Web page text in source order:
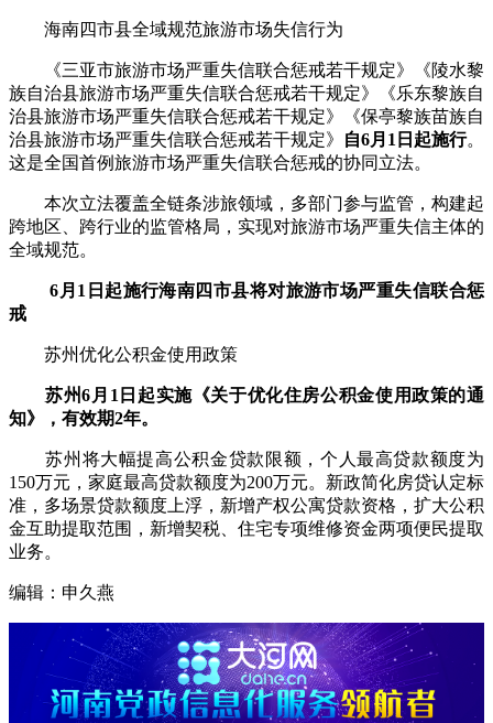
海南四市县全域规范旅游市场失信行为
《三亚市旅游市场严重失信联合惩戒若干规定》《陵水黎
族自治县旅游市场严重失信联合惩戒若干规定》《乐东黎族自
治县旅游市场严重失信联合惩戒若干规定》《保亭黎族苗族自
治县旅游市场严重失信联合惩戒若干规定》
自6月1日起施行。
这是全国首例旅游市场严重失信联合惩戒的协同立法。
本次立法覆盖全链条涉旅领域，多部门参与监管，构建起
跨地区、跨行业的监管格局，实现对旅游市场严重失信主体的
全域规范。
6月1日起施行海南四市县将对旅游市场严重失信联合惩
戒
苏州优化公积金使用政策
苏州6月1日起实施《关于优化住房公积金使用政策的通
知》，有效期2年。
苏州将大幅提高公积金贷款限额，个人最高贷款额度为
150万元，家庭最高贷款额度为200万元。新政简化房贷认定标
准，多场景贷款额度上浮，新增产权公寓贷款资格，扩大公积
金互助提取范围，新增契税、住宅专项维修资金两项便民提取
业务。
编辑：申久燕